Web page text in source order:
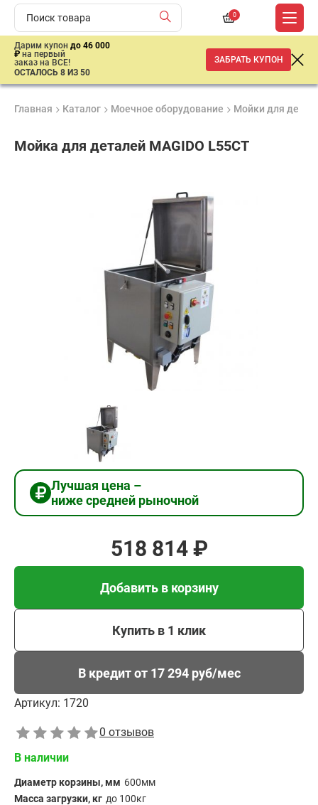
0
Дарим купон до 46 000
₽ на первый
заказ на ВСЕ!
ОСТАЛОСЬ 8 ИЗ 50
ЗАБРАТЬ КУПОН
Главная Каталог Моечное оборудование Мойки для
Мойка для деталей MAGIDO L55CT
1 год
Лучшая цена –
ниже средней рыночной
518 814 ₽
Добавить в корзину
Купить в 1 клик
В кредит от 17 294 руб/мес
Артикул: 1720
0 отзывов
В наличии
Диаметр корзины, мм 600мм
Масса загрузки, кг до 100кг
Добавить в корзину
Купить в 1 клик
В кредит от 17 294 руб/